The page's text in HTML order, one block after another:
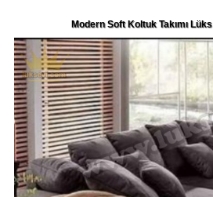
Modern Soft Koltuk Takımı